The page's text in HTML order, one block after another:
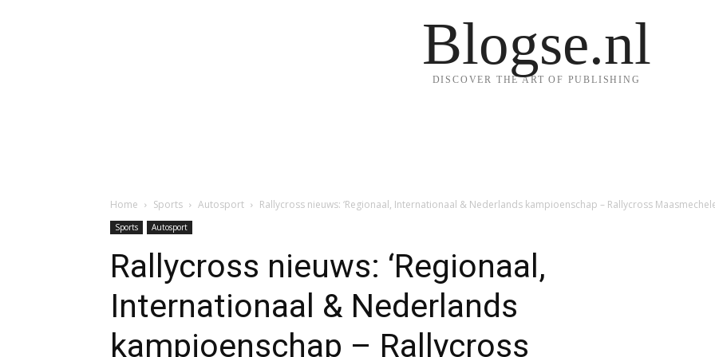
Blogse.nl
DISCOVER THE ART OF PUBLISHING
Home Sports Autosport Rallycross nieuws: ‘Regionaal, Internationaal & Nederlands kampioenschap – Rallycross
Sports Autosport
Rallycross nieuws: ‘Regionaal,
Internationaal & Nederlands
kampioenschap – Rallycross